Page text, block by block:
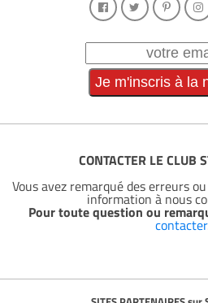
CONTACTER LE CLUB
Vous avez remarqué des erreurs
information à nous
Pour toute question ou
contacter